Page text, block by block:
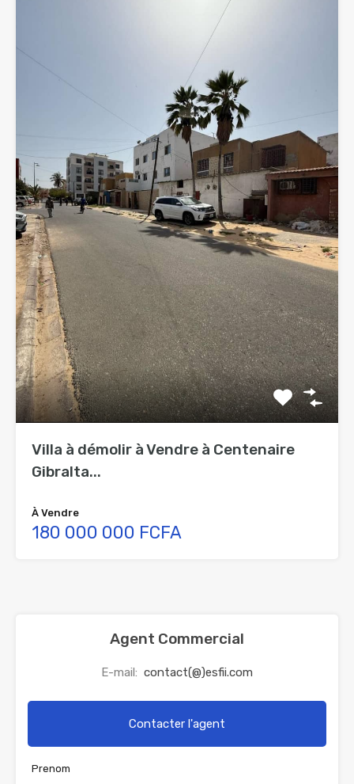
Villa à démolir à Vendre à Centenaire
Gibralta...
À Vendre
180 000 000 FCFA
Agent Commercial
E-mail: contact(@)esfii.com
Contacter l'agent
Prenom